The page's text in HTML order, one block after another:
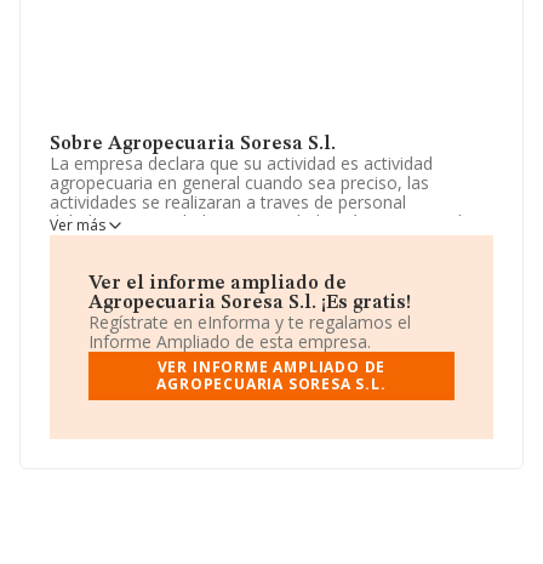
Sobre Agropecuaria Soresa S.l.
La empresa declara que su actividad es actividad
agropecuaria en general cuando sea preciso, las
actividades se realizaran a traves de personal
debidamente titulado. La sociedad está inscrita en el
Registro Mercantil como Sociedad Limitada. La
la vid', cuyo Código es 0121. La sociedad no tiene
actividad en mercados exteriores.
El correo electrónico esantoniosainz@anagan.com
La sociedad españolaAgropecuaria Soresa S.L
CIF B26302687, se encuentra en Calle Alfonso Vi núm.
Ver más
Ver el informe ampliado de
Agropecuaria Soresa S.l. ¡Es gratis!
Regístrate en eInforma y te regalamos el
Informe Ampliado de esta empresa.
VER INFORME AMPLIADO DE
AGROPECUARIA SORESA S.L.